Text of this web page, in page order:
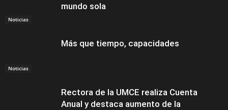
Noticias
mundo sola
Noticias
Más que tiempo, capacidades
Rectora de la UMCE realiza Cuenta
Anual y destaca aumento de la